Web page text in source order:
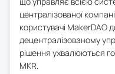
централізованої
користувачі MakerDAO
децентралізованому
рішення ухвалюються
MKR.